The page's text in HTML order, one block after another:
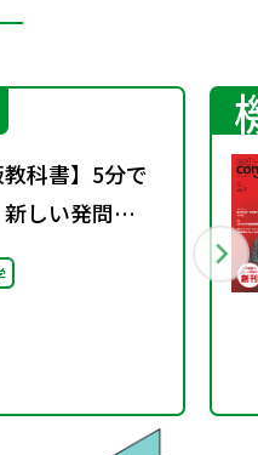
教科書】5分で
しい発問
・Selectシ